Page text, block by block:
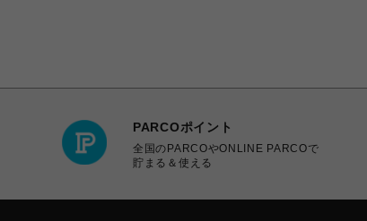
PARCOポイント
全国のPARCOやONLINE PARCOで
貯まる＆使える